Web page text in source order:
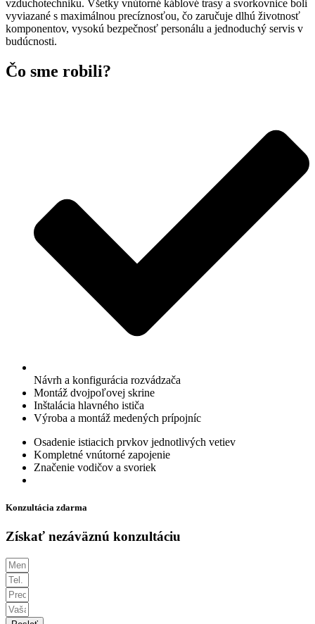
vzduchotechniku. Všetky vnútorné káblové trasy a svorkovnice boli
vyviazané s maximálnou precíznosťou, čo zaručuje dlhú životnosť
komponentov, vysokú bezpečnosť personálu a jednoduchý servis v
budúcnosti.
Čo sme robili?
Návrh a konfigurácia rozvádzača
Montáž dvojpoľovej skrine
Inštalácia hlavného ističa
Výroba a montáž medených prípojníc
Osadenie istiacich prvkov jednotlivých vetiev
Kompletné vnútorné zapojenie
Značenie vodičov a svoriek
Konzultácia zdarma
Získať nezáväznú konzultáciu